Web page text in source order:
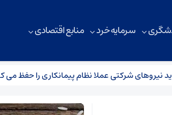
سرمایه خرد منابع اقتصادی
شرکتی عملا نظام پیمانکاری را حفظ می کند